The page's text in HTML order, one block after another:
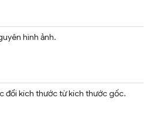
hình ảnh.
đổi kích thước từ kích thước gốc.